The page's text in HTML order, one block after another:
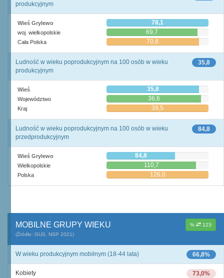
produkcyjnym
Wieś Grylewo 78,1
woj. wielkopolskie 69,7
Cała Polska 70,8
35,8
Ludność w wieku poprodukcyjnym na 100 osób w wieku
produkcyjnym
Wieś 35,8
Województwo 36,6
Kraj 39,5
84,8
Ludność w wieku poprodukcyjnym na 100 osób w wieku
przedprodukcyjnym
Wieś Grylewo 84,8
Wielkopolskie 110,7
Polska 126,0
% 123
MOBILNE GRUPY WIEKU
(Źródło: GUS, NSP 2021)
66,8%
W wieku produkcyjnym mobilnym (18-44 lata)
73,0%
Kobiety